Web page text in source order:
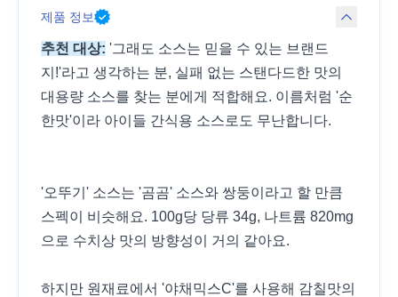
제품 정보
추천 대상: '그래도 소스는 믿을 수 있는 브랜드
지!'라고 생각하는 분, 실패 없는 스탠다드한 맛의
대용량 소스를 찾는 분에게 적합해요. 이름처럼 '순
한맛'이라 아이들 간식용 소스로도 무난합니다.
'오뚜기' 소스는 '곰곰' 소스와 쌍둥이라고 할 만큼
스펙이 비슷해요. 100g당 당류 34g, 나트륨 820mg
으로 수치상 맛의 방향성이 거의 같아요.
하지만 원재료에서 '야채믹스C'를 사용해 감칠맛의